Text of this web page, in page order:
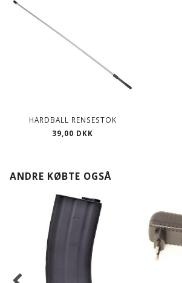
HARDBALL RENSESTOK
39,00 DKK
ANDRE KØBTE OGSÅ